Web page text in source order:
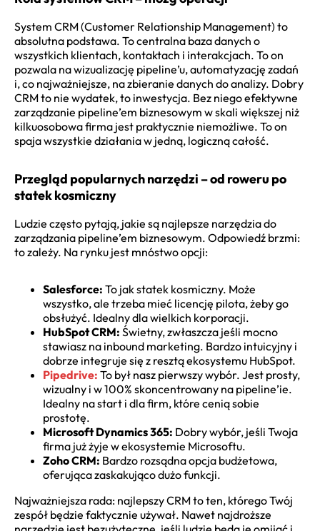
System CRM (Customer Relationship Management) to
absolutna podstawa. To centralna baza danych o
wszystkich klientach, kontaktach i interakcjach. To on
pozwala na wizualizację pipeline’u, automatyzację zadań
i, co najważniejsze, na zbieranie danych do analizy. Dobry
CRM to nie wydatek, to inwestycja. Bez niego efektywne
zarządzanie pipeline’em biznesowym w skali większej niż
kilkuosobowa firma jest praktycznie niemożliwe. To on
spaja wszystkie działania w jedną, logiczną całość.
Przegląd popularnych narzędzi – od roweru po
statek kosmiczny
Ludzie często pytają, jakie są najlepsze narzędzia do
zarządzania pipeline’em biznesowym. Odpowiedź brzmi:
to zależy. Na rynku jest mnóstwo opcji:
Salesforce: To jak statek kosmiczny. Może
wszystko, ale trzeba mieć licencję pilota, żeby go
obsłużyć. Idealny dla wielkich korporacji.
HubSpot CRM: Świetny, zwłaszcza jeśli mocno
stawiasz na inbound marketing. Bardzo intuicyjny i
dobrze integruje się z resztą ekosystemu HubSpot.
Pipedrive: To był nasz pierwszy wybór. Jest prosty,
wizualny i w 100% skoncentrowany na pipeline’ie.
Idealny na start i dla firm, które cenią sobie
prostotę.
Microsoft Dynamics 365: Dobry wybór, jeśli Twoja
firma już żyje w ekosystemie Microsoftu.
Zoho CRM: Bardzo rozsądna opcja budżetowa,
oferująca zaskakująco dużo funkcji.
Najważniejsza rada: najlepszy CRM to ten, którego Twój
zespół będzie faktycznie używał. Nawet najdroższe